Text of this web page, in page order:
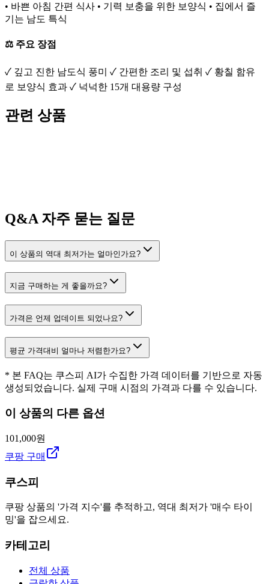
• 바쁜 아침 간편 식사 • 기력 보충을 위한 보양식 • 집에서 즐
기는 남도 특식
⚖️ 주요 장점
✓ 깊고 진한 남도식 풍미 ✓ 간편한 조리 및 섭취 ✓ 황칠 함유
로 보양식 효과 ✓ 넉넉한 15개 대용량 구성
관련 상품
Q&A 자주 묻는 질문
이 상품의 역대 최저가는 얼마인가요?
지금 구매하는 게 좋을까요?
가격은 언제 업데이트 되었나요?
평균 가격대비 얼마나 저렴한가요?
* 본 FAQ는 쿠스피 AI가 수집한 가격 데이터를 기반으로 자동
생성되었습니다. 실제 구매 시점의 가격과 다를 수 있습니다.
이 상품의 다른 옵션
101,000원
쿠팡 구매
쿠스피
쿠팡 상품의 '가격 지수'를 추적하고, 역대 최저가 '매수 타이
밍'을 잡으세요.
카테고리
전체 상품